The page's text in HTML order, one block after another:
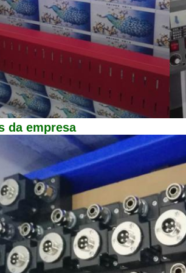
da empresa